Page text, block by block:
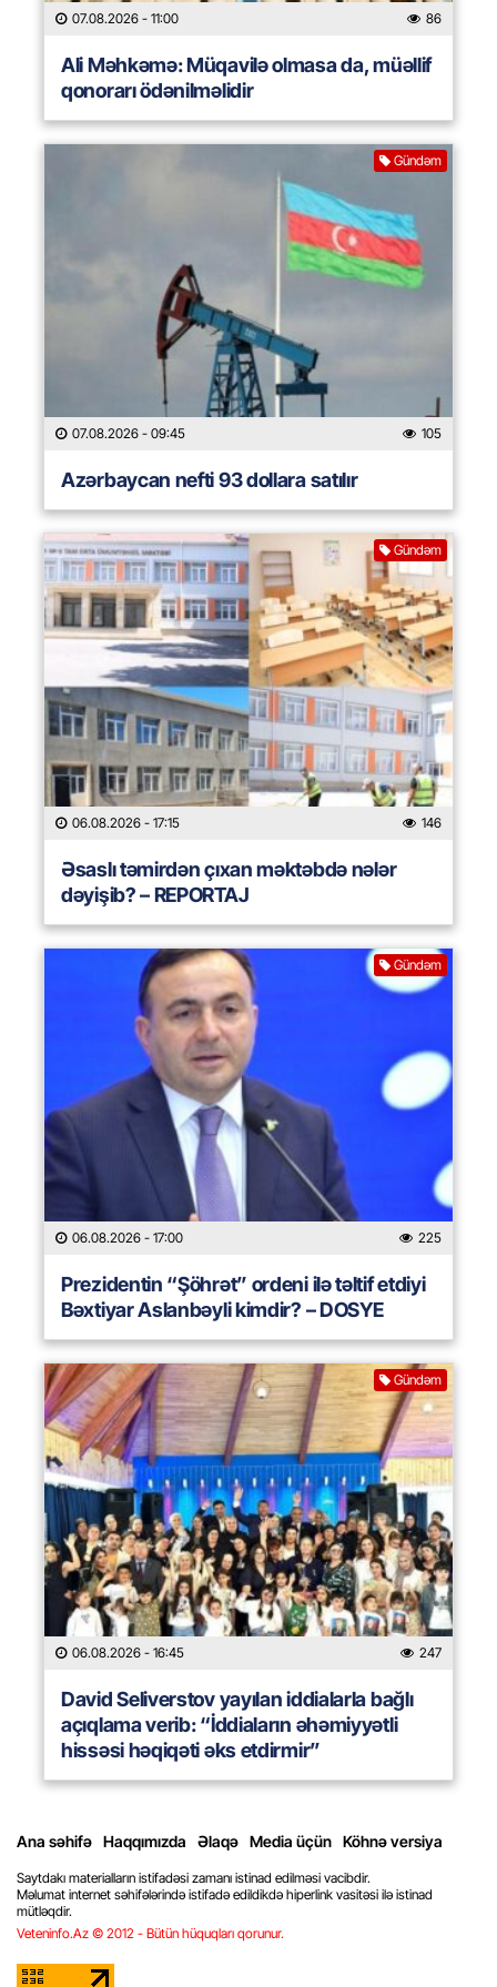
07.08.2026 - 11:00 86
Ali Məhkəmə: Müqavilə olmasa da, müəllif
qonorarı ödənilməlidir
Gündəm
07.08.2026 - 09:45 105
Azərbaycan nefti 93 dollara satılır
Gündəm
06.08.2026 - 17:15 146
Əsaslı təmirdən çıxan məktəbdə nələr
dəyişib? – REPORTAJ
Gündəm
06.08.2026 - 17:00 225
Prezidentin “Şöhrət” ordeni ilə təltif etdiyi
Bəxtiyar Aslanbəyli kimdir? – DOSYE
Gündəm
06.08.2026 - 16:45 247
David Seliverstov yayılan iddialarla bağlı
açıqlama verib: “İddiaların əhəmiyyətli
hissəsi həqiqəti əks etdirmir”
Ana səhifə Haqqımızda Əlaqə Media üçün Köhnə versiya
Saytdakı materialların istifadəsi zamanı istinad edilməsi vacibdir.
Məlumat internet səhifələrində istifadə edildikdə hiperlink vasitəsi ilə istinad
mütləqdir.
Veteninfo.Az © 2012 - Bütün hüquqları qorunur.